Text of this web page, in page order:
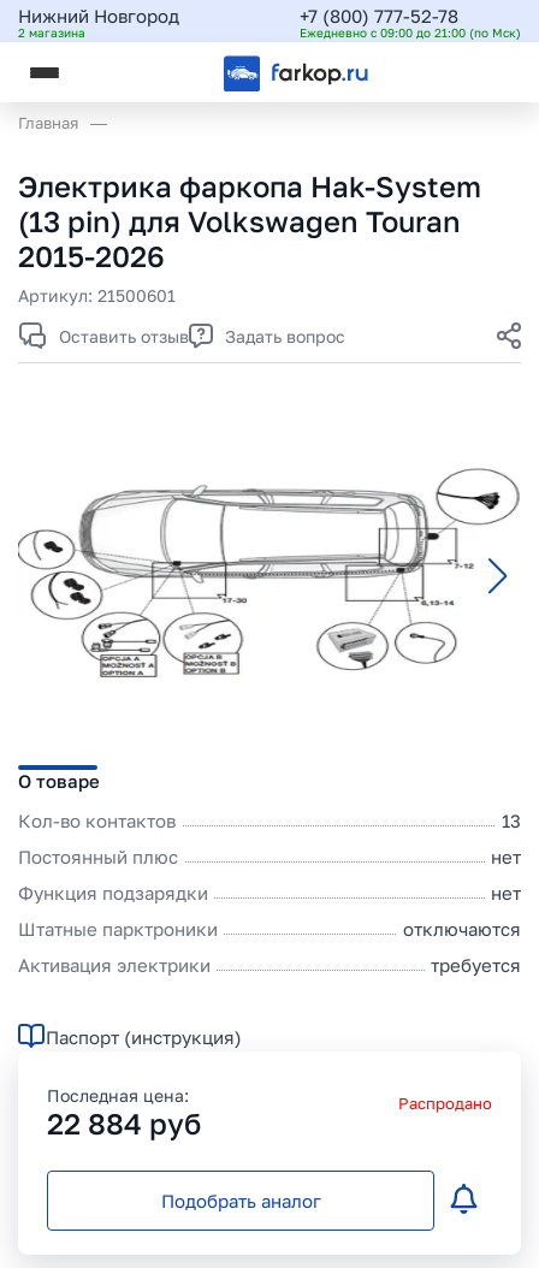
Нижний Новгород
2 магазина
+7 (800) 777-52-78
Ежедневно с 09:00 до 21:00 (по Мск)
Главная
Электрика фаркопа Hak-System
(13 pin) для Volkswagen Touran
2015-2026
Артикул: 21500601
Оставить отзыв
Задать вопрос
О товаре
Кол-во контактов
13
Постоянный плюс
нет
Функция подзарядки
нет
Штатные парктроники
отключаются
Активация электрики
требуется
Паспорт (инструкция)
Последная цена:
22 884 руб
Распродано
Подобрать аналог